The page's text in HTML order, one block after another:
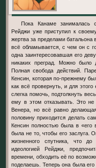
Пока Канаме занималась обустройством охраны новых гостей,
Рейджи уже приступил к
жертва за пределами
всё обламывается, с чем он с
одна заинтересовавшая его
никаких преград. Можно было
Полная свобода действий.
Кенсин, которая по-прежнему
как всё провернуть, и для
слегка помочь, подтолкнуть
ему в этом отказывать. Это не
Венера, но всё равно
половину приходится делать
Кенсин полностью была в «его
была не то, чтобы его заслуга.
жизненного спутника, что
идеологией Рейджи,
времени, обходить её по
поделаешь. Теперь она была